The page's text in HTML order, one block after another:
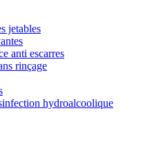
jetables
anti escarres
rinçage
hydroalcoolique